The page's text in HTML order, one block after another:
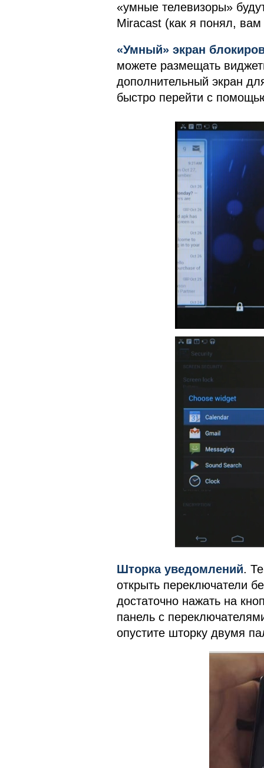
«умные телевизоры»
Miracast (как я понял,
«Умный» экран
можете размещать
дополнительный экран
быстро перейти с
Шторка уведомлений.
открыть переключатели
достаточно нажать на
панель с
опустите шторку двумя